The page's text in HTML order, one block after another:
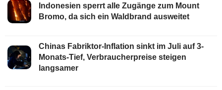
Indonesien sperrt alle Zugänge zum Mount
Bromo, da sich ein Waldbrand ausweitet
Chinas Fabriktor-Inflation sinkt im Juli auf 3-
Monats-Tief, Verbraucherpreise steigen
langsamer